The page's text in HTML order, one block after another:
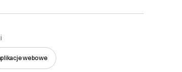
webowe